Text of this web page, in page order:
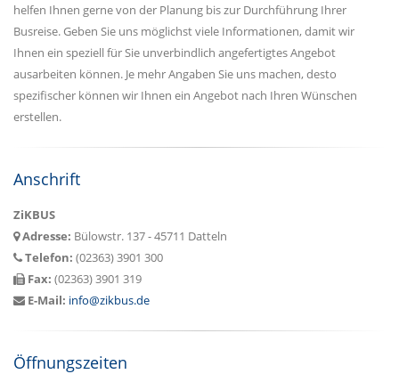
helfen Ihnen gerne von der Planung bis zur Durchführung Ihrer
Busreise. Geben Sie uns möglichst viele Informationen, damit wir
Ihnen ein speziell für Sie unverbindlich angefertigtes Angebot
ausarbeiten können. Je mehr Angaben Sie uns machen, desto
spezifischer können wir Ihnen ein Angebot nach Ihren Wünschen
erstellen.
Anschrift
ZiKBUS
Adresse: Bülowstr. 137 - 45711 Datteln
Telefon: (02363) 3901 300
Fax: (02363) 3901 319
E-Mail: info@zikbus.de
Öffnungszeiten